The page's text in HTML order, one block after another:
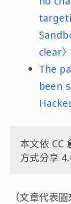
clear〉
The
been
本文依 CC
方式分享
（文章代表圖